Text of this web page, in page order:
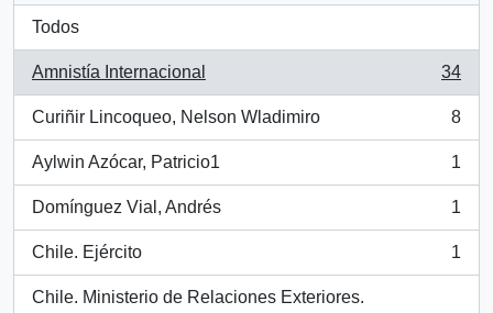
Todos
Amnistía Internacional
, 34 resultados
34
Curiñir Lincoqueo, Nelson Wladimiro
, 8 resultados
8
Aylwin Azócar, Patricio1
, 1 resultados
1
Domínguez Vial, Andrés
, 1 resultados
1
Chile. Ejército
, 1 resultados
1
Chile. Ministerio de Relaciones Exteriores.